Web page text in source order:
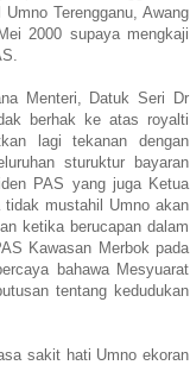
Terengganu, Awang
2000 supaya mengkaji
Menteri, Datuk Seri Dr
berhak ke atas royalti
lagi tekanan dengan
sturuktur bayaran
PAS yang juga Ketua
tidak mustahil Umno akan
ketika berucapan dalam
Kawasan Merbok pada
bahawa Mesyuarat
tentang kedudukan
sakit hati Umno ekoran